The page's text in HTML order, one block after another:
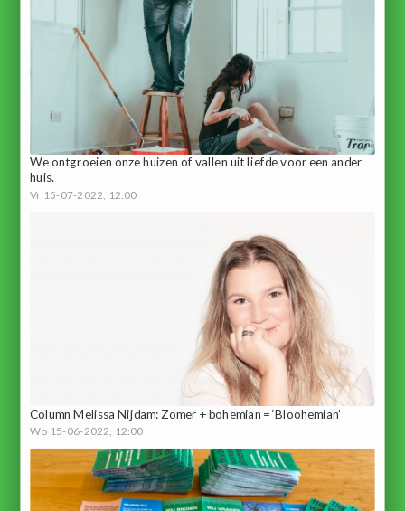
We ontgroeien onze huizen of vallen uit liefde voor een ander
huis.
Vr 15-07-2022, 12:00
Column Melissa Nijdam: Zomer + bohemian = ‘Bloohemian’
Wo 15-06-2022, 12:00